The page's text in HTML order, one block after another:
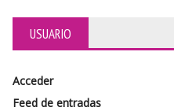
USUARIO
Acceder
Feed de entradas